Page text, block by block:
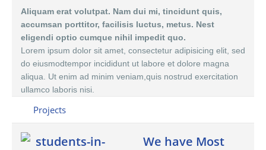
Aliquam erat volutpat. Nam dui mi, tincidunt quis,
accumsan porttitor, facilisis luctus, metus. Nest
eligendi optio cumque nihil impedit quo.
Lorem ipsum dolor sit amet, consectetur adipisicing elit, sed
do eiusmodtempor incididunt ut labore et dolore magna
aliqua. Ut enim ad minim veniam,quis nostrud exercitation
ullamco laboris nisi.
Projects
We have Most